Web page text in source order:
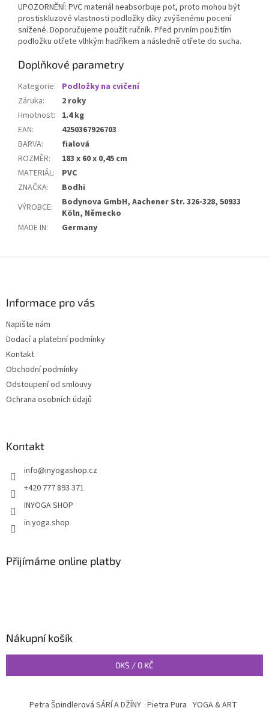
UPOZORNĚNÍ: PVC materiál neabsorbuje pot, proto mohou být
prostiskluzové vlastnosti podložky díky zvýšenému pocení
snížené. Doporučujeme použít ručník. Před prvním použitím
podložku otřete vlhkým hadříkem a následně otřete do sucha.
Doplňkové parametry
Kategorie: Podložky na cvičení
Záruka:
2 roky
Hmotnost:
1.4 kg
EAN:
4250367926703
BARVA:
fialová
ROZMĚR:
183 x 60 x 0,45 cm
MATERIÁL:
PVC
ZNAČKA:
Bodhi
VÝROBCE:
Bodynova GmbH, Aachener Str. 326-328, 50933
Köln, Německo
MADE IN: Germany
Informace pro vás
Napište nám
Dodací a platební podmínky
Kontakt
Obchodní podmínky
Odstoupení od smlouvy
Ochrana osobních údajů
Kontakt
info@inyogashop.cz
+420 777 893 371
INYOGA SHOP
in.yoga.shop
Přijímáme online platby
Nákupní košík
0KS / 0 KČ
Petra Špindlerová SÁRÍ A DŽÍNY Pietra Pura YOGA & ART